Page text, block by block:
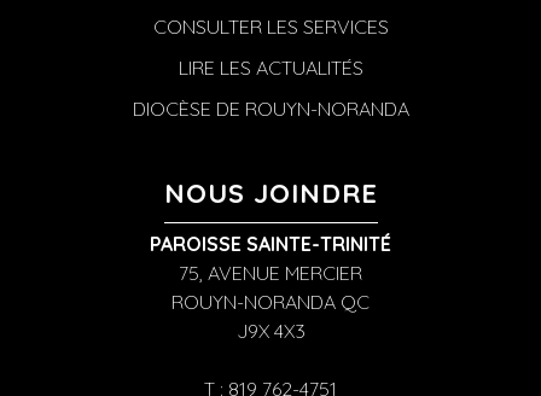
CONSULTER LES SERVICES
LIRE LES ACTUALITÉS
DIOCÈSE DE ROUYN-NORANDA
NOUS JOINDRE
PAROISSE SAINTE-TRINITÉ
75, AVENUE MERCIER
ROUYN-NORANDA QC
J9X 4X3
T : 819 762-4751